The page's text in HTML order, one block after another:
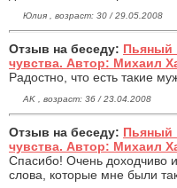
Юлия , возраст: 30 / 29.05.2008
Отзыв на беседу: Пьяный
чувства. Автор: Михаил
Радостно, что есть такие
AK , возраст: 36 / 23.04.2008
Отзыв на беседу: Пьяный
чувства. Автор: Михаил
Спасибо! Очень доходчиво
слова, которые мне были